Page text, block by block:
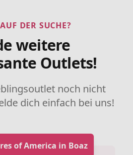
DER SUCHE?
weitere
Outlets!
noch nicht
dich einfach bei uns!
of America in Boaz